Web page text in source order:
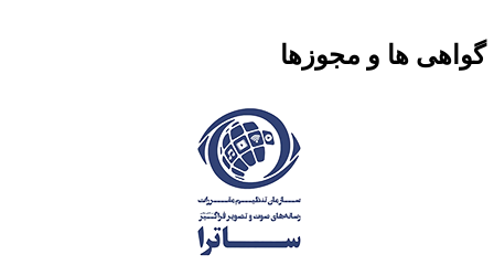
گواهی ها و مجوزها